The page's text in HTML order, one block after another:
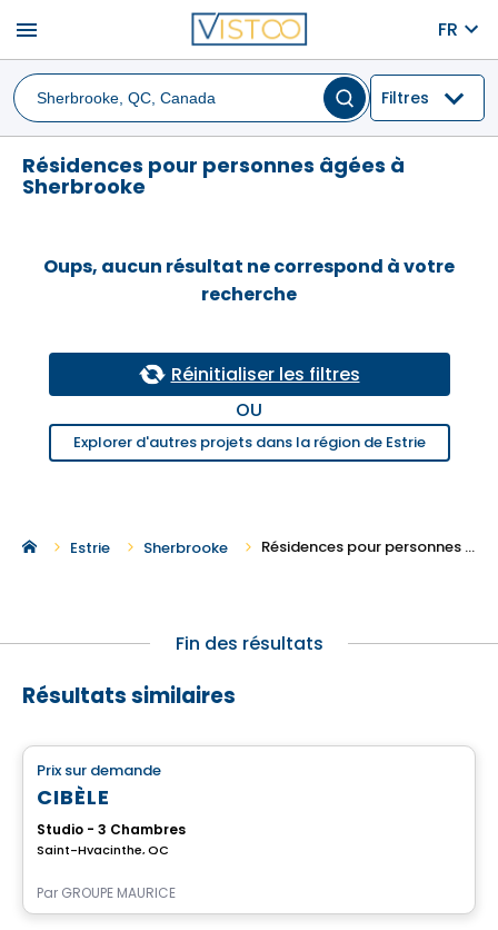
menu FR
Filtres
Résidences pour personnes âgées à
Sherbrooke
Oups, aucun résultat ne correspond à votre
recherche
Réinitialiser les filtres
OU
Explorer d'autres projets dans la région de Estrie
Estrie Sherbrooke Résidences pour personnes âgées à Sherbrooke
Fin des résultats
Résultats similaires
Complexe pour retraités
Prix sur demande
CIBÈLE
Studio - 3 Chambres
Saint-Hyacinthe, QC
Par GROUPE MAURICE